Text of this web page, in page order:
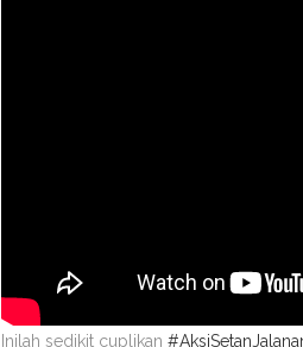
Inilah sedikit cuplikan #